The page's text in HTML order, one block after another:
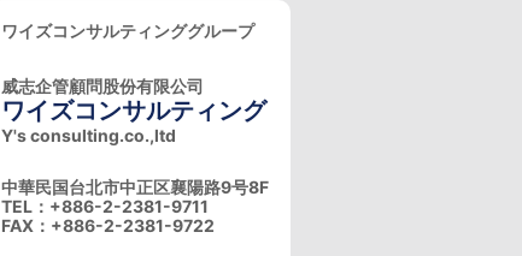
ワイズコンサルティンググループ
威志企管顧問股份有限公司
ワイズコンサルティング
Y's consulting.co.,ltd
中華民国台北市中正区襄陽路9号8F
TEL：+886-2-2381-9711
FAX：+886-2-2381-9722